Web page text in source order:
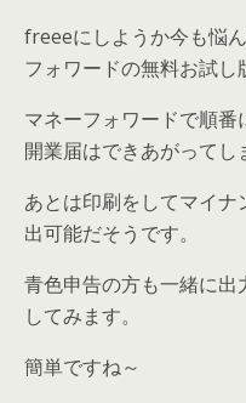
freeeにしようか今も悩
フォワードの無料お試し
マネーフォワードで順
開業届はできあがってし
あとは印刷をしてマイ
出可能だそうです。
青色申告の方も一緒に
してみます。
簡単ですね～